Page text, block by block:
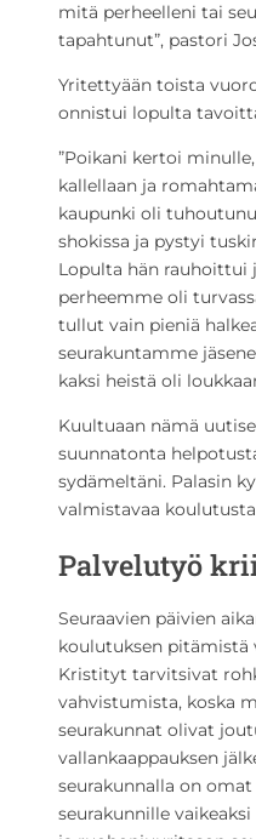
mitä perheelleni tai
tapahtunut”, pastori
Yritettyään toista
onnistui lopulta
”Poikani kertoi
kallellaan ja
kaupunki oli
shokissa ja pystyi
Lopulta hän rauhoittui
perheemme oli
tullut vain pieniä
seurakuntamme
kaksi heistä oli
Kuultuaan nämä
suunnatonta
sydämeltäni. Palasin
valmistavaa
Palvelutyö
Seuraavien päivien
koulutuksen pitämistä
Kristityt tarvitsivat
vahvistumista, koska
seurakunnat olivat
vallankaappauksen
seurakunnalla on
seurakunnille